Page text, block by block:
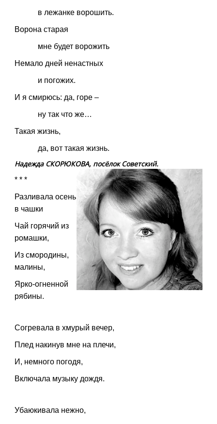
в лежанке ворошить.
Ворона старая
мне будет ворожить
Немало дней ненастных
и погожих.
И я смирюсь: да, горе –
ну так что же…
Такая жизнь,
да, вот такая жизнь.
Надежда СКОРЮКОВА, посёлок Советский.
* * *
Разливала осень
в чашки
Чай горячий из
ромашки,
Из смородины,
малины,
Ярко-огненной
рябины.
Согревала в хмурый вечер,
Плед накинув мне на плечи,
И, немного погодя,
Включала музыку дождя.
Убаюкивала нежно,